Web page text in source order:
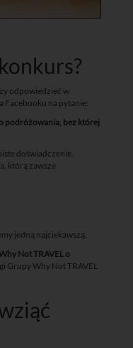
odpowiedzieć w
Facebooku na pytanie:
podróżowania, bez której
doświadczenie,
którą zawsze
jedną najciekawszą.
Not TRAVEL o
Grupy Why Not TRAVEL